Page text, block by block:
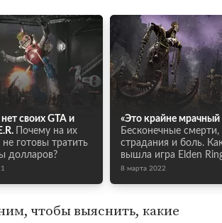
своих GTA и
Почему на их
не готовы тратить
долларов?
«Это крайне мрачный
Бесконечные смерти,
страдания и боль.
вышла игра Elden
8 марта 2022
чтобы выяснить, какие